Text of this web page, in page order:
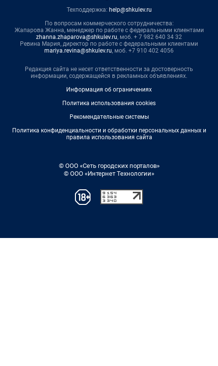
Техподдержка: help@shkulev.ru
По вопросам коммерческого сотрудничества:
Жапарова Жанна, менеджер по работе с федеральными клиентами
zhanna.zhaparova@shkulev.ru, моб. + 7 982 640 34 32
Ревина Мария, директор по работе с федеральными клиентами
mariya.revina@shkulev.ru, моб. +7 910 402 4056
Редакция сайта не несет ответственности за достоверность
информации, содержащейся в рекламных объявлениях.
Информация об ограничениях
Политика использования cookies
Рекомендательные системы
Политика конфиденциальности и обработки персональных данных и
правила использования сайта
© ООО «Сеть городских порталов»
© ООО «Интернет Технологии»